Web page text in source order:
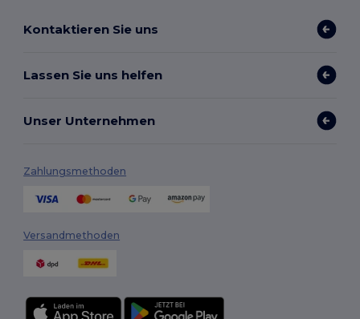
Kontaktieren Sie uns
Lassen Sie uns helfen
Unser Unternehmen
Zahlungsmethoden
Versandmethoden